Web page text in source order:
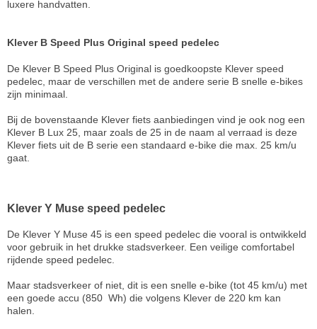
luxere handvatten.
Klever B Speed Plus Original speed pedelec
De Klever B Speed Plus Original is goedkoopste Klever speed
pedelec, maar de verschillen met de andere serie B snelle e-bikes
zijn minimaal.
Bij de bovenstaande Klever fiets aanbiedingen vind je ook nog een
Klever B Lux 25, maar zoals de 25 in de naam al verraad is deze
Klever fiets uit de B serie een standaard e-bike die max. 25 km/u
gaat.
Klever Y Muse speed pedelec
De Klever Y Muse 45 is een speed pedelec die vooral is ontwikkeld
voor gebruik in het drukke stadsverkeer. Een veilige comfortabel
rijdende speed pedelec.
Maar stadsverkeer of niet, dit is een snelle e-bike (tot 45 km/u) met
een goede accu (850 Wh) die volgens Klever de 220 km kan
halen.